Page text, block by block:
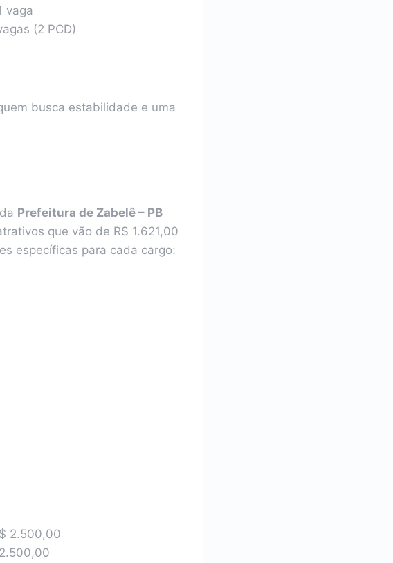
vaga
(2 PCD)
busca estabilidade e uma
Prefeitura de Zabelê – PB
que vão de R$ 1.621,00
específicas para cada cargo:
2.500,00